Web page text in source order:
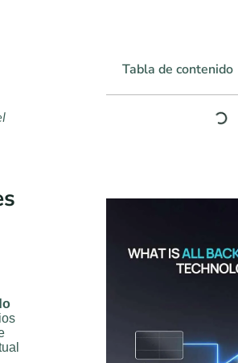
Tabla de contenido